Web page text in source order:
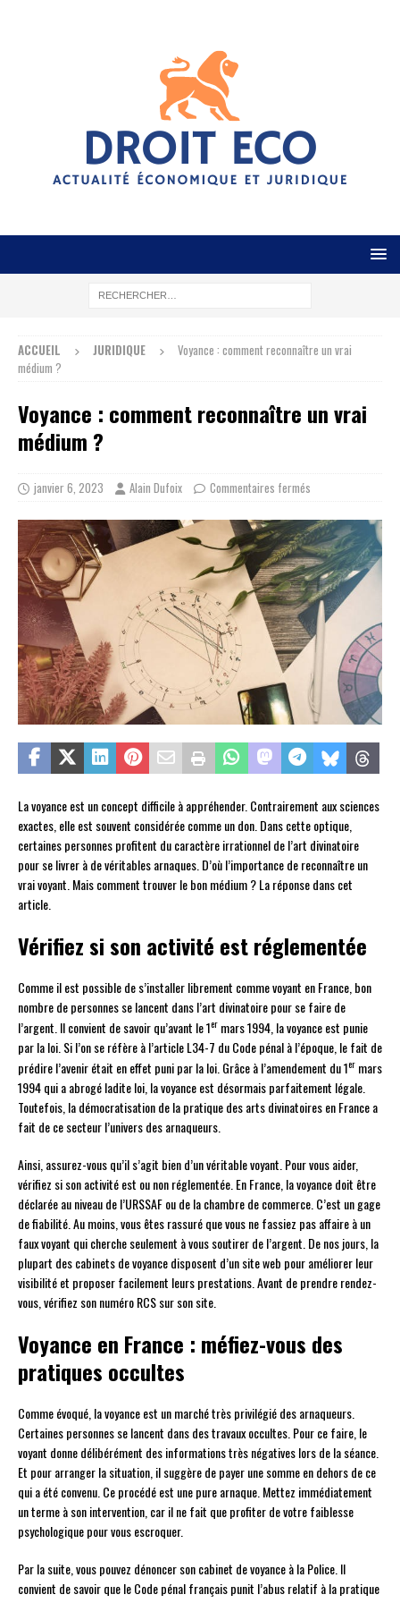
ACCUEIL JURIDIQUE
Voyance : comment reconnaître un vrai
médium ?
Voyance : comment reconnaître un vrai
médium ?
janvier 6, 2023 Alain Dufoix Commentaires fermés
La voyance est un concept difficile à appréhender. Contrairement aux sciences
exactes, elle est souvent considérée comme un don. Dans cette optique,
certaines personnes profitent du caractère irrationnel de l’art divinatoire
pour se livrer à de véritables arnaques. D’où l’importance de reconnaître un
vrai voyant. Mais comment trouver le bon médium ? La réponse dans cet
article.
Vérifiez si son activité est réglementée
Comme il est possible de s’installer librement comme voyant en France, bon
nombre de personnes se lancent dans l’art divinatoire pour se faire de
l’argent. Il convient de savoir qu’avant le 1er mars 1994, la voyance est punie
par la loi. Si l’on se réfère à l’article L34-7 du Code pénal à l’époque, le fait de
prédire l’avenir était en effet puni par la loi. Grâce à l’amendement du 1er mars
1994 qui a abrogé ladite loi, la voyance est désormais parfaitement légale.
Toutefois, la démocratisation de la pratique des arts divinatoires en France a
fait de ce secteur l’univers des arnaqueurs.
Ainsi, assurez-vous qu’il s’agit bien d’un véritable voyant. Pour vous aider,
vérifiez si son activité est ou non réglementée. En France, la voyance doit être
déclarée au niveau de l’URSSAF ou de la chambre de commerce. C’est un gage
de fiabilité. Au moins, vous êtes rassuré que vous ne fassiez pas affaire à un
faux voyant qui cherche seulement à vous soutirer de l’argent. De nos jours, la
plupart des cabinets de voyance disposent d’un site web pour améliorer leur
visibilité et proposer facilement leurs prestations. Avant de prendre rendez-
vous, vérifiez son numéro RCS sur son site.
Voyance en France : méfiez-vous des
pratiques occultes
Comme évoqué, la voyance est un marché très privilégié des arnaqueurs.
Certaines personnes se lancent dans des travaux occultes. Pour ce faire, le
voyant donne délibérément des informations très négatives lors de la séance.
Et pour arranger la situation, il suggère de payer une somme en dehors de ce
qui a été convenu. Ce procédé est une pure arnaque. Mettez immédiatement
un terme à son intervention, car il ne fait que profiter de votre faiblesse
psychologique pour vous escroquer.
Par la suite, vous pouvez dénoncer son cabinet de voyance à la Police. Il
convient de savoir que le Code pénal français punit l’abus relatif à la pratique